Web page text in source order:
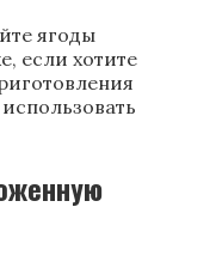
ягоды
если хотите